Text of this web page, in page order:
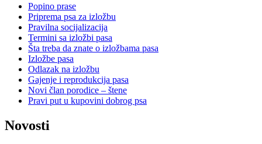
Popino prase
Priprema psa za izložbu
Pravilna socijalizacija
Termini sa izložbi pasa
Šta treba da znate o izložbama pasa
Izložbe pasa
Odlazak na izložbu
Gajenje i reprodukcija pasa
Novi član porodice – štene
Pravi put u kupovini dobrog psa
Novosti